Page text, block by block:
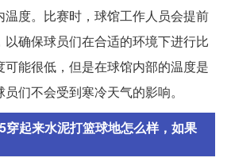
度。比赛时，球馆工作人员会提前
确保球员们在合适的环境下进行比
能很低，但是在球馆内部的温度是
们不会受到寒冷天气的影响。
穿起来水泥打篮球地怎么样，如果